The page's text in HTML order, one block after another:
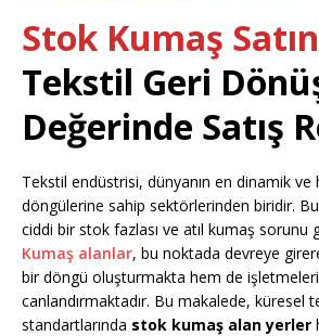
Stok Kumaş
Tekstil Geri
Değerinde Satış
Tekstil endüstrisi, dünyanın en dinamik ve
döngülerine sahip sektörlerinden biridir.
ciddi bir stok fazlası ve atıl kumaş sorunu
Kumaş alanlar, bu noktada devreye
bir döngü oluşturmakta hem de işletmelerin
canlandırmaktadır. Bu makalede, küresel
standartlarında stok kumaş alan yerler